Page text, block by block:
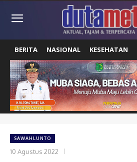
BERITA NASIONAL KESEHATAN
SAWAHLUNTO
10 Agustus 2022